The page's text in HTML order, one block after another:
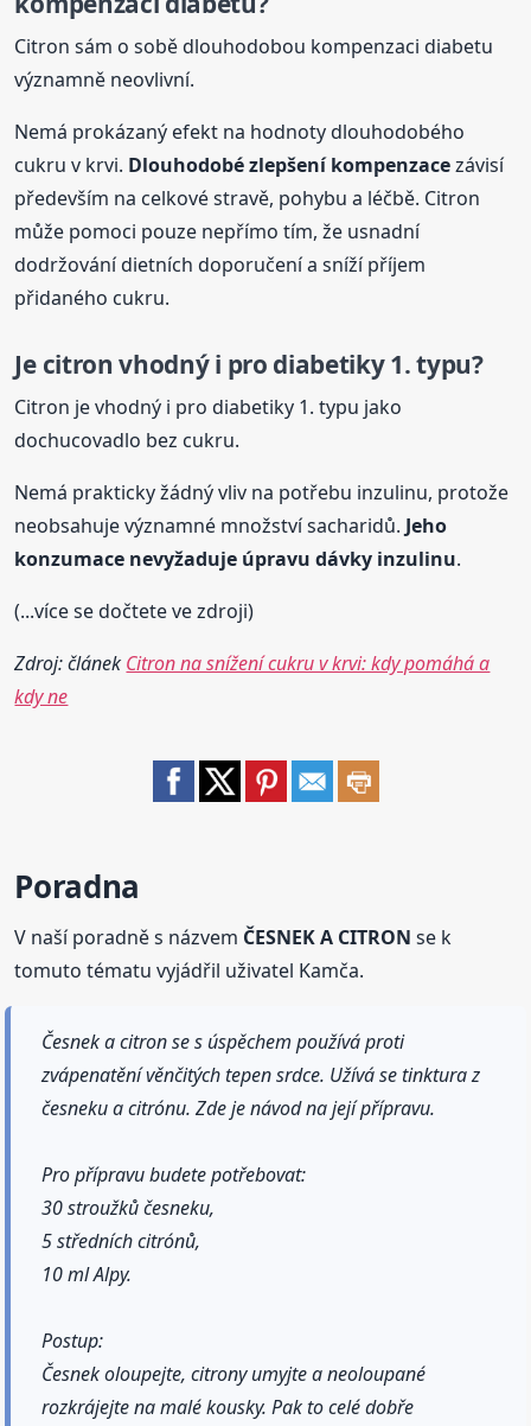
Citron sám o sobě dlouhodobou kompenzaci diabetu
významně neovlivní.
Nemá prokázaný efekt na hodnoty dlouhodobého
cukru v krvi. Dlouhodobé zlepšení kompenzacezávisí
především na celkové stravě, pohybu a léčbě. Citron
může pomoci pouze nepřímo tím, že usnadní
dodržování dietních doporučení a sníží příjem
přidaného cukru.
Je citron vhodný i pro diabetiky 1. typu?
Citron je vhodný i pro diabetiky 1. typu jako
dochucovadlo bez cukru.
Nemá prakticky žádný vliv na potřebu inzulinu, protože
neobsahuje významné množství sacharidů.Jeho
konzumace nevyžaduje úpravu dávky inzulinu.
(...více se dočtete ve zdroji)
Zdroj: článek Citron na snížení cukru v krvi: kdy pomáhá a
kdy ne
Poradna
V naší poradně s názvem ČESNEK A CITRON se k
tomuto tématu vyjádřil uživatel Kamča.
Česnek a citron se s úspěchem používá proti
zvápenatění věnčitých tepen srdce. Užívá se tinktura z
česneku a citrónu. Zde je návod na její přípravu.
Pro přípravu budete potřebovat:
30 stroužků česneku,
5 středních citrónů,
10 ml Alpy.
Postup:
Česnek oloupejte, citrony umyjte a neoloupané
rozkrájejte na malé kousky. Pak to celé dobře